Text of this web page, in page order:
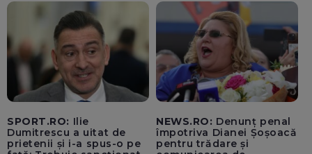
SPORT.RO: Ilie
Dumitrescu a uitat de
prietenii și i-a spus-o pe
NEWS.RO: Denunț penal
împotriva Dianei Șoșoacă
pentru trădare și